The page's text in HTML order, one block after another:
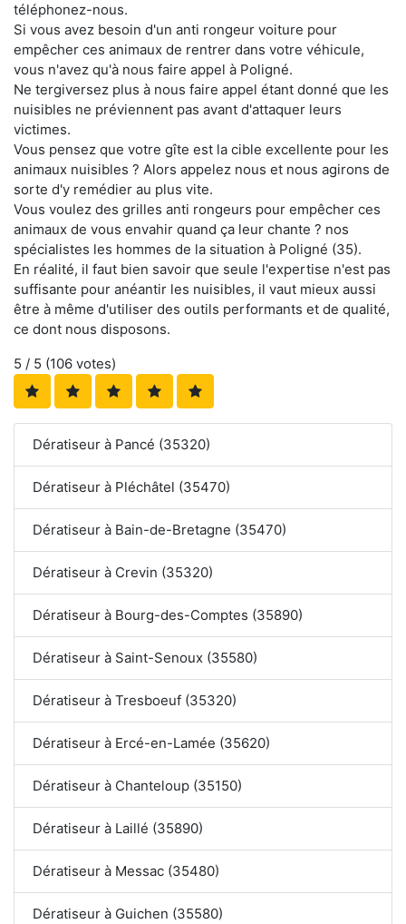
téléphonez-nous.
Si vous avez besoin d'un anti rongeur voiture pour
empêcher ces animaux de rentrer dans votre véhicule,
vous n'avez qu'à nous faire appel à Poligné.
Ne tergiversez plus à nous faire appel étant donné que les
nuisibles ne préviennent pas avant d'attaquer leurs
victimes.
Vous pensez que votre gîte est la cible excellente pour les
animaux nuisibles ? Alors appelez nous et nous agirons de
sorte d'y remédier au plus vite.
Vous voulez des grilles anti rongeurs pour empêcher ces
animaux de vous envahir quand ça leur chante ? nos
spécialistes les hommes de la situation à Poligné (35).
En réalité, il faut bien savoir que seule l'expertise n'est pas
suffisante pour anéantir les nuisibles, il vaut mieux aussi
être à même d'utiliser des outils performants et de qualité,
ce dont nous disposons.
5 / 5 (106 votes)
Dératiseur à Pancé (35320)
Dératiseur à Pléchâtel (35470)
Dératiseur à Bain-de-Bretagne (35470)
Dératiseur à Crevin (35320)
Dératiseur à Bourg-des-Comptes (35890)
Dératiseur à Saint-Senoux (35580)
Dératiseur à Tresboeuf (35320)
Dératiseur à Ercé-en-Lamée (35620)
Dératiseur à Chanteloup (35150)
Dératiseur à Laillé (35890)
Dératiseur à Messac (35480)
Dératiseur à Guichen (35580)